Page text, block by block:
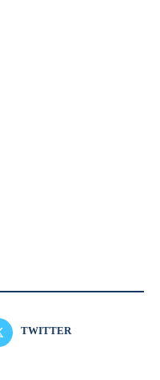
TWITTER